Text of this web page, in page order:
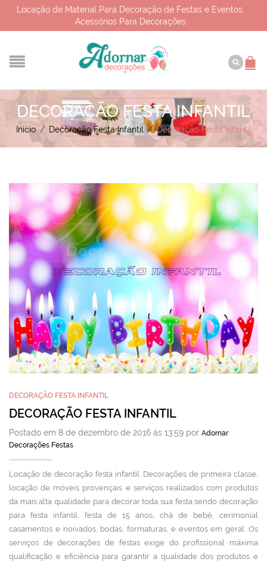
Locação de Material Para Decoração de Festas e Eventos,
Acessórios Para Decorações
DECORAÇÃO FESTA INFANTIL
Início / Decoração Festa Infantil / Decoração Festa Infantil
DECORAÇÃO FESTA INFANTIL
DECORAÇÃO FESTA INFANTIL
Postado em 8 de dezembro de 2016 às 13:59 por Adornar
Decorações Festas
Locação de decoração festa infantil. Decorações de primeira classe,
locação de móveis provençais e serviços realizados com produtos
da mais alta qualidade para decorar toda sua festa sendo decoração
para festa infantil, festa de 15 anos, chá de bebê, cerimonial
casamentos e noivados, bodas, formaturas, e eventos em geral. Os
serviços de decorações de festas exige do profissional máxima
qualificação e eficiência para garantir a qualidade dos produtos e